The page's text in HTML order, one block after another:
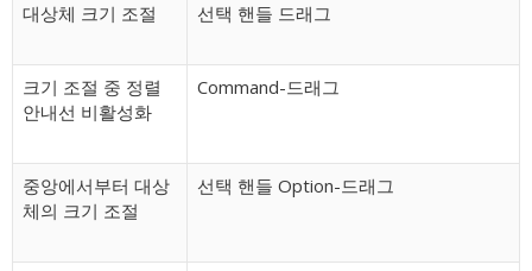
대상체 크기 조절 선택 핸들 드래그
크기 조절 중 정렬
안내선 비활성화
Command-드래그
중앙에서부터 대상
체의 크기 조절
선택 핸들 Option-드래그